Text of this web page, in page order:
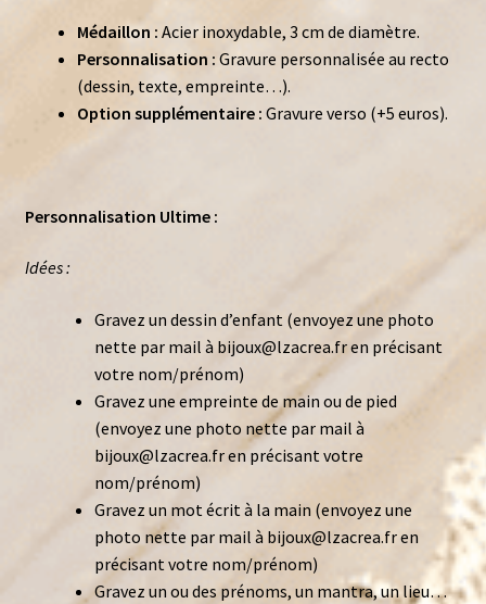
Médaillon : Acier inoxydable, 3 cm de diamètre.
Personnalisation : Gravure personnalisée au recto
(dessin, texte, empreinte…).
Option supplémentaire : Gravure verso (+5 euros).
Personnalisation Ultime :
Idées :
Gravez un dessin d’enfant (envoyez une photo
nette par mail à bijoux@lzacrea.fr en précisant
votre nom/prénom)
Gravez une empreinte de main ou de pied
(envoyez une photo nette par mail à
bijoux@lzacrea.fr en précisant votre
nom/prénom)
Gravez un mot écrit à la main (envoyez une
photo nette par mail à bijoux@lzacrea.fr en
précisant votre nom/prénom)
Gravez un ou des prénoms, un mantra, un lieu…